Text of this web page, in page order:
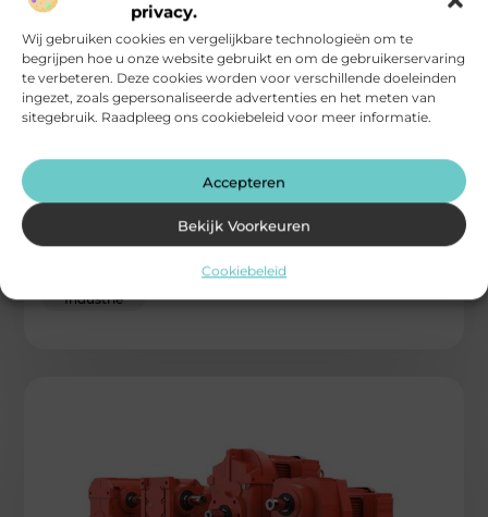
privacy.
Wij gebruiken cookies en vergelijkbare technologieën om te
begrijpen hoe u onze website gebruikt en om de gebruikerservaring
te verbeteren. Deze cookies worden voor verschillende doeleinden
ingezet, zoals gepersonaliseerde advertenties en het meten van
sitegebruik. Raadpleeg ons cookiebeleid voor meer informatie.
Accepteren
Bekijk Voorkeuren
Cookiebeleid
hijsoperaties
Het huren van hoogwaardige hijsmiddelen is essentieel voor
bedrijven die werken met zware lasten en complexe
Industrie